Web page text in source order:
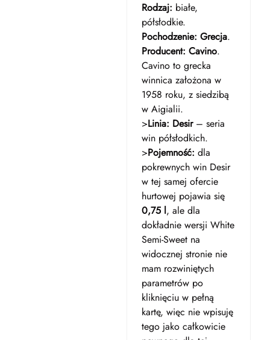
Rodzaj: białe,
półsłodkie.
Pochodzenie: Grecja.
Producent: Cavino.
Cavino to grecka
winnica założona w
1958 roku, z siedzibą
w Aigialii.
>Linia: Desir– seria
win półsłodkich.
>Pojemność: dla
pokrewnych win Desir
w tej samej ofercie
hurtowej pojawia się
0,75 l, ale dla
dokładnie wersji White
Semi-Sweet na
widocznej stronie nie
mam rozwiniętych
parametrów po
kliknięciu w pełną
kartę, więc nie wpisuję
tego jako całkowicie